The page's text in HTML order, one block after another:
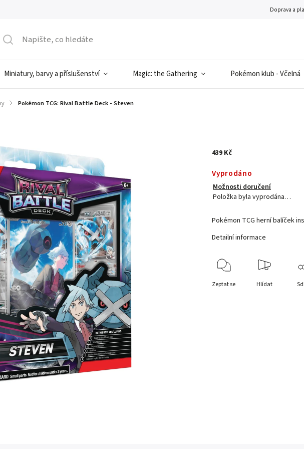
Doprava a
Miniatury, barvy a příslušenství Magic: the Gathering Pokémon klub - Včelná
/ Pokémon TCG: Rival Battle Deck - Steven
439 Kč
Vyprodáno
Možnosti doručení
Položka byla vyprodána…
Pokémon TCG herní balíček
Detailní informace
Zeptat se Hlídat